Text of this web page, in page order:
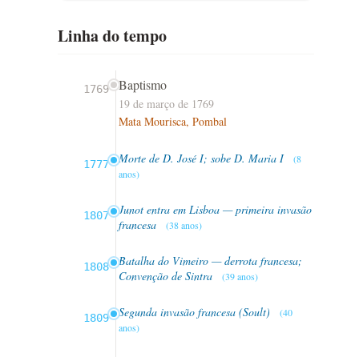
Linha do tempo
1769 Baptismo
19 de março de 1769
Mata Mourisca, Pombal
1777 Morte de D. José I; sobe D. Maria I
(8
anos)
1807
Junot entra em Lisboa — primeira invasão
francesa
(38 anos)
1808
Batalha do Vimeiro — derrota francesa;
Convenção de Sintra
(39 anos)
1809 Segunda invasão francesa (Soult)
(40
anos)